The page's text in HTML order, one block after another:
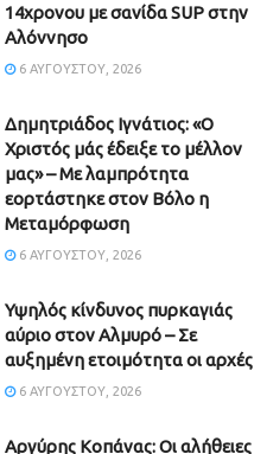
14χρονου με σανίδα SUP στην
Αλόννησο
6 ΑΥΓΟΎΣΤΟΥ, 2026
Δημητριάδος Ιγνάτιος: «Ο
Χριστός μάς έδειξε το μέλλον
μας» – Με λαμπρότητα
εορτάστηκε στον Βόλο η
Μεταμόρφωση
6 ΑΥΓΟΎΣΤΟΥ, 2026
Υψηλός κίνδυνος πυρκαγιάς
αύριο στον Αλμυρό – Σε
αυξημένη ετοιμότητα οι αρχές
6 ΑΥΓΟΎΣΤΟΥ, 2026
Aργύρης Κοπάνας: Οι αλήθειες